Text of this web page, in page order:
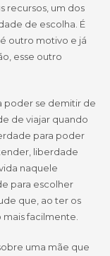
recursos, um dos
de escolha. É
outro motivo e já
esse outro
poder se demitir de
de viajar quando
para poder
liberdade
naquele
para escolher
que, ao ter os
mais facilmente.
uma mãe que